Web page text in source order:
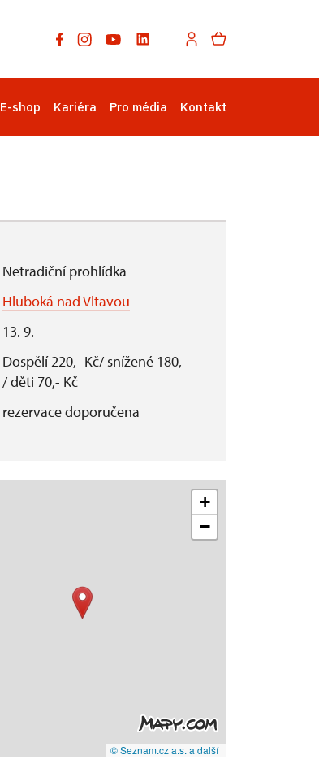
E-shop Kariéra Pro média Kontakt
Netradiční prohlídka
Hluboká nad Vltavou
13. 9.
Dospělí 220,- Kč/ snížené 180,-
/ děti 70,- Kč
rezervace doporučena
+
−
© Seznam.cz a.s. a další